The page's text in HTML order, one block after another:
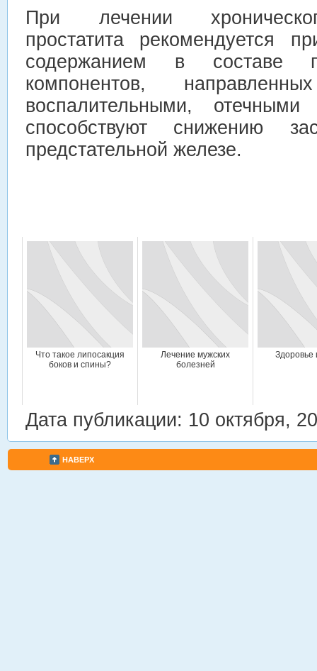
При лечении
простатита рекомендуется
содержанием в составе
компонентов,
воспалительными,
способствуют снижению
предстательной железе.
Что такое липосакция
боков и спины?
Лечение мужских
болезней
Здоровье
Дата публикации: 10 октября,
НАВЕРХ